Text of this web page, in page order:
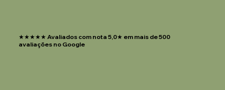
★★★★★ Avaliados com nota 5,0★ em mais de 500
avaliações no Google